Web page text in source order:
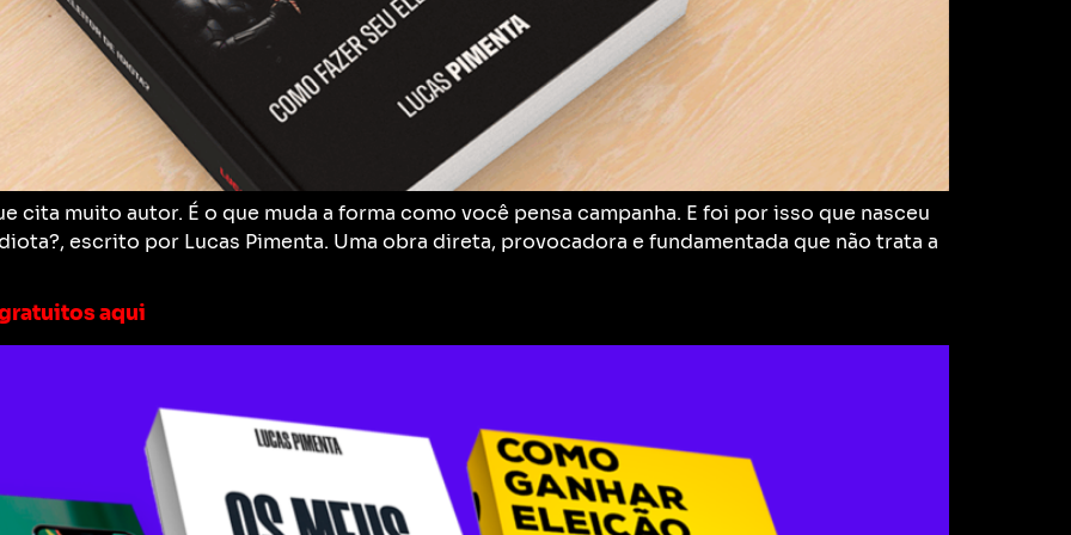
muito autor. É o que muda a forma como você pensa campanha. E foi por isso que nasceu
escrito por Lucas Pimenta. Uma obra direta, provocadora e fundamentada que não trata a
aqui